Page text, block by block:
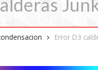
Error D3